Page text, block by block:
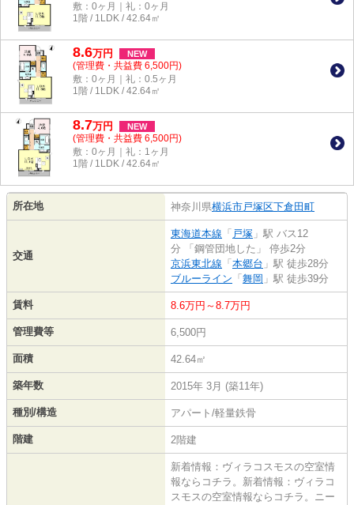
敷：0ヶ月｜礼：0ヶ月
1階 / 1LDK / 42.64㎡
8.6万円 NEW
(管理費・共益費 6,500円)
敷：0ヶ月｜礼：0.5ヶ月
1階 / 1LDK / 42.64㎡
8.7万円 NEW
(管理費・共益費 6,500円)
敷：0ヶ月｜礼：1ヶ月
1階 / 1LDK / 42.64㎡
所在地 神奈川県横浜市戸塚区下倉田町
交通
東海道本線 「 戸塚 」駅 バス12
分 「鋼管団地した」 停歩2分
京浜東北線 「 本郷台 」駅 徒歩28分
ブルーライン 「 舞岡 」駅 徒歩39分
賃料 8.6万円～8.7万円
管理費等 6,500円
面積 42.64㎡
築年数 2015年 3月 (築11年)
種別/構造 アパート/軽量鉄骨
階建 2階建
新着情報：ヴィラコスモスの空室情
報ならコチラ。新着情報：ヴィラコ
スモスの空室情報ならコチラ。ニー